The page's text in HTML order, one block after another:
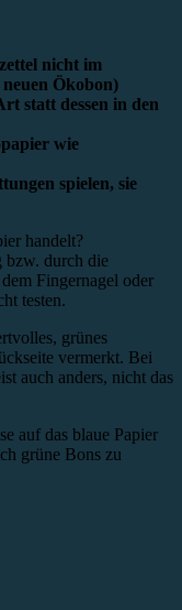
nicht im
Ökobon)
statt dessen in den
wie
spielen, sie
handelt?
bzw. durch die
Fingernagel oder
testen.
grünes
vermerkt. Bei
auch anders, nicht das
auf das blaue Papier
grüne Bons zu